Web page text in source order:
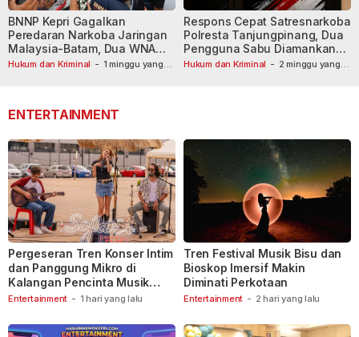
Hukum dan Kriminal - 1 minggu yang
BNNP Kepri Gagalkan
Peredaran Narkoba Jaringan
Malaysia-Batam, Dua WNA
Masih Diburu
Hukum dan Kriminal - 2 minggu yang
Respons Cepat Satresnarkoba
Polresta Tanjungpinang, Dua
Pengguna Sabu Diamankan
Usai Dilaporkan ke Call Center
ENTERTAINMENT
Entertainment - 1 hari yang lalu
Pergeseran Tren Konser Intim
dan Panggung Mikro di
Kalangan Pencinta Musik
Indonesia
Entertainment - 2 hari yang lalu
Tren Festival Musik Bisu dan
Bioskop Imersif Makin
Diminati Perkotaan